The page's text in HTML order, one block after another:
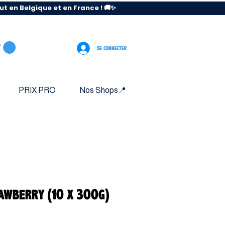
Belgique et en France ! 🚚✨
Se connecter
PRIX PRO Nos Shops📍
(10 x 300g)